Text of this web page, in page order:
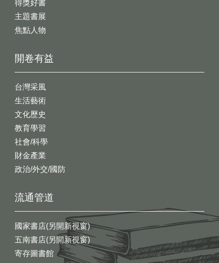
開卷有益
台灣采風
生活藝術
文化歷史
教育學習
社會/科學
財金產業
政治/外交/國防
得獎好書
主題書展
焦點人物
流通管道
國家書店(另開新視窗)
五南書店(另開新視窗)
寄存圖書館